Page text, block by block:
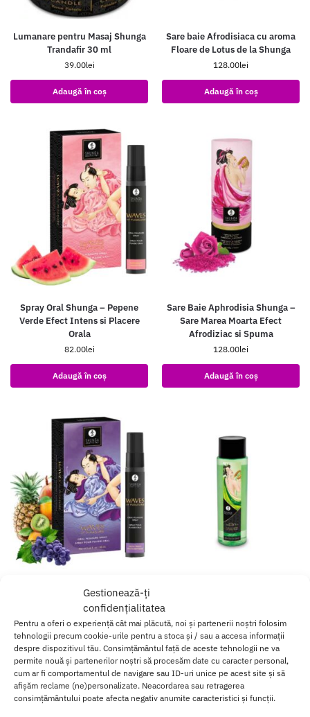
Gestionează-ți
confidențialitatea
Pentru a oferi o experiență cât mai plăcută, noi și partenerii noștri folosim
tehnologii precum cookie-urile pentru a stoca și / sau a accesa informații
despre dispozitivul tău. Consimțământul față de aceste tehnologii ne va
permite nouă și partenerilor noștri să procesăm date cu caracter personal,
cum ar fi comportamentul de navigare sau ID-uri unice pe acest site și să
afișăm reclame (ne)personalizate. Neacordarea sau retragerea
consimțământului poate afecta negativ anumite caracteristici și funcții.
Lumanare pentru Masaj Shunga
Trandafir 30 ml
39.00lei
Adaugă în coș
Sare baie Afrodisiaca cu aroma
Floare de Lotus de la Shunga
128.00lei
Adaugă în coș
Spray Oral Shunga – Pepene
Verde Efect Intens si Placere
Orala
82.00lei
Adaugă în coș
Sare Baie Aphrodisia Shunga –
Sare Marea Moarta Efect
Afrodiziac si Spuma
128.00lei
Adaugă în coș
Spray Oral Shunga – Aroma
Fructata Exotica Sarutari si
Placere Orala
82.00lei
Adaugă în coș
90.00lei
Adaugă în coș